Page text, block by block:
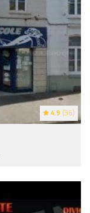
4.9 (36)